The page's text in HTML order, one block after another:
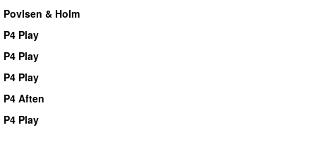
Povlsen & Holm
P4 Play
P4 Play
P4 Play
P4 Aften
P4 Play